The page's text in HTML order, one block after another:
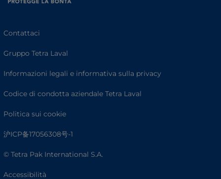
Contattaci
Gruppo Tetra Laval
Informazioni legali e informativa sulla privacy
Codice di condotta aziendale Tetra Laval
Politica sui cookie
沪ICP备17056308号-1
© Tetra Pak International S.A.
Accessibilità